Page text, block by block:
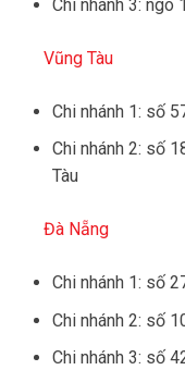
Chi nhánh 3: ngõ
Vũng Tàu
Chi nhánh 1: số
Chi nhánh 2: số
Tàu
Đà Nẵng
Chi nhánh 1: số
Chi nhánh 2: số
Chi nhánh 3: số